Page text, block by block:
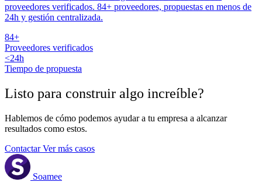
proveedores verificados. 84+ proveedores, propuestas en menos de
24h y gestión centralizada.
84+
Proveedores verificados
<24h
Tiempo de propuesta
Listo para construir algo increíble?
Hablemos de cómo podemos ayudar a tu empresa a alcanzar
resultados como estos.
ContactarVer más casos
Soamee